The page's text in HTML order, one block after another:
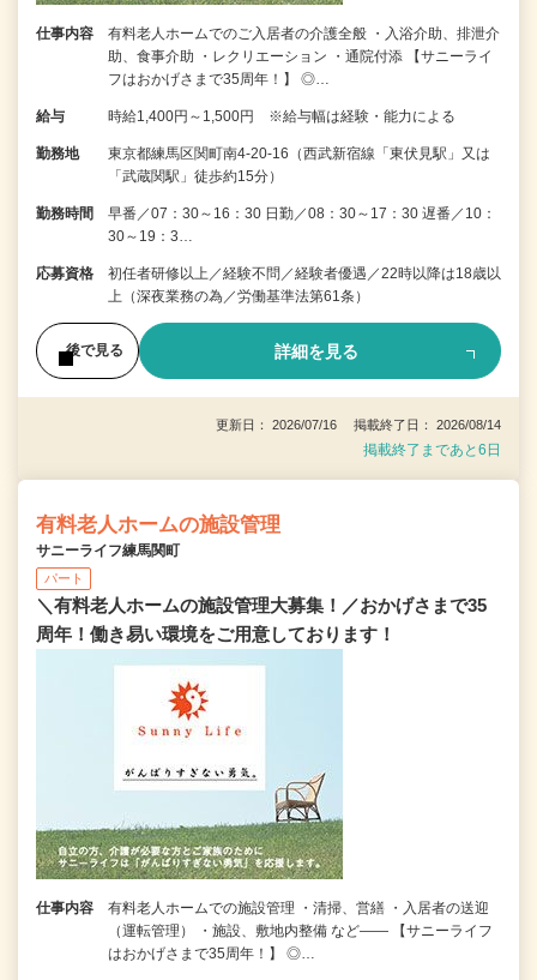
仕事内容
有料老人ホームでのご入居者の介護全般 ・入浴介助、排泄介
助、食事介助 ・レクリエーション ・通院付添 【サニーライ
フはおかげさまで35周年！】 ◎…
給与 時給1,400円～1,500円 ※給与幅は経験・能力による
勤務地
東京都練馬区関町南4-20-16（西武新宿線「東伏見駅」又は
「武蔵関駅」徒歩約15分）
勤務時間
早番／07：30～16：30 日勤／08：30～17：30 遅番／10：
30～19：3…
応募資格
初任者研修以上／経験不問／経験者優遇／22時以降は18歳以
上（深夜業務の為／労働基準法第61条）
後で見る 詳細を見る
更新日： 2026/07/16 掲載終了日： 2026/08/14
掲載終了まであと6日
有料老人ホームの施設管理
サニーライフ練馬関町
パート
＼有料老人ホームの施設管理大募集！／おかげさまで35
周年！働き易い環境をご用意しております！
仕事内容
有料老人ホームでの施設管理 ・清掃、営繕 ・入居者の送迎
（運転管理） ・施設、敷地内整備 など―― 【サニーライフ
はおかげさまで35周年！】 ◎…